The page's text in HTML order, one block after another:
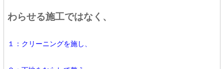
わらせる施工ではなく、
１：クリーニングを施し、